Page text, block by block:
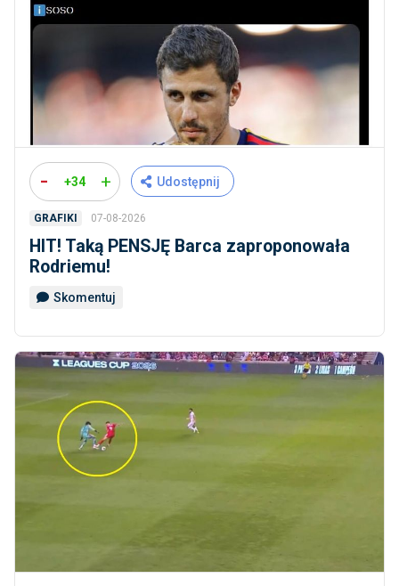
- +34 + Udostępnij
GRAFIKI 07-08-2026
HIT! Taką PENSJĘ Barca zaproponowała
Rodriemu!
Skomentuj